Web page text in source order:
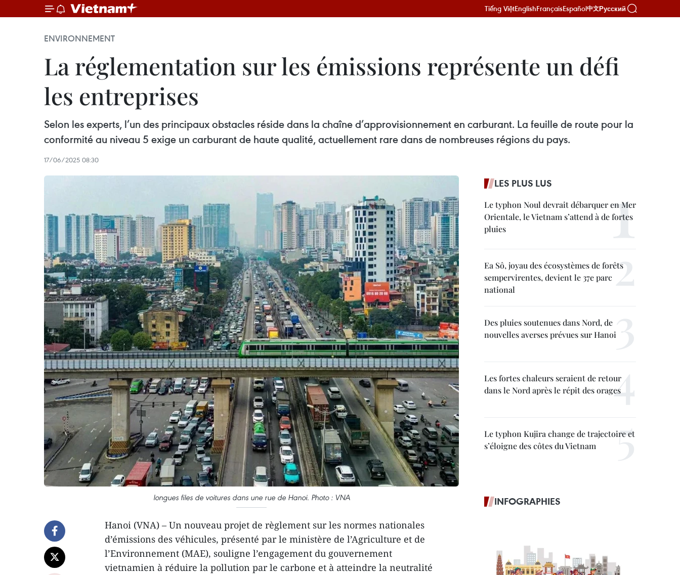
Tiếng ViệtEnglishFrançaisEspañol中文Русский
ENVIRONNEMENT
La réglementation sur les émissions représente un défi
les entreprises
Selon les experts, l’un des principaux obstacles réside dans la chaîne d’approvisionnement en carburant. La feuille de route pour la
conformité au niveau 5 exige un carburant de haute qualité, actuellement rare dans de nombreuses régions du pays.
17/06/2025 08:30
longues files de voitures dans une rue de Hanoi. Photo : VNA
Hanoi (VNA) – Un nouveau projet de règlement sur les normes nationales
d’émissions des véhicules, présenté par le ministère de l’Agriculture et de
l’Environnement (MAE), souligne l’engagement du gouvernement
vietnamien à réduire la pollution par le carbone et à atteindre la neutralité
LES PLUS LUS
Le typhon Noul devrait débarquer en Mer
Orientale, le Vietnam s’attend à de fortes
pluies
Ea Sô, joyau des écosystèmes de forêts
sempervirentes, devient le 37e parc
national
Des pluies soutenues dans Nord, de
nouvelles averses prévues sur Hanoi
Les fortes chaleurs seraient de retour
dans le Nord après le répit des orages
Le typhon Kujira change de trajectoire et
s’éloigne des côtes du Vietnam
INFOGRAPHIES